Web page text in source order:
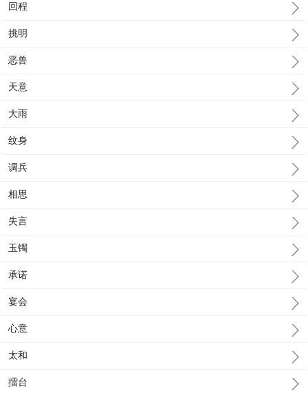
回程
挑明
恶兽
天意
大雨
纹身
调兵
相思
失言
玉镯
承诺
宴会
心意
太和
擂台